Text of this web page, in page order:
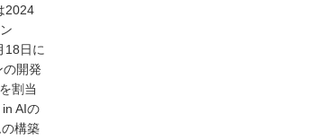
2024
18日に
の開発
割当
AIの
構築